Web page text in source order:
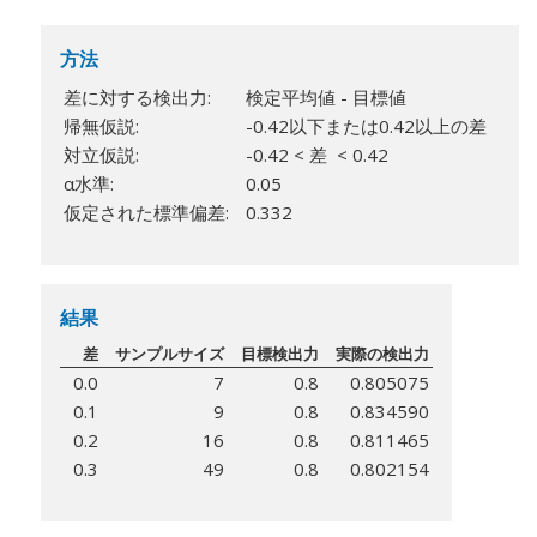
方法
差に対する検出力:
検定平均値 - 目標値
帰無仮説:
-0.42以下または0.42以上の差
対立仮説:
-0.42 < 差 < 0.42
α水準:
0.05
仮定された標準偏差:
0.332
結果
差 サンプルサイズ 目標検出力 実際の検出力
0.0 7 0.8
0.805075
0.1
9 0.8
0.834590
0.2
16 0.8
0.811465
0.3
49 0.8 0.802154